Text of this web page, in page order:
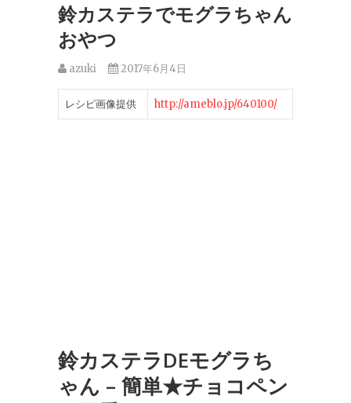
鈴カステラでモグラちゃん
おやつ
azuki 2017年6月4日
レシピ画像提供 http://ameblo.jp/640100/
鈴カステラDEモグラち
ゃん – 簡単★チョコペン